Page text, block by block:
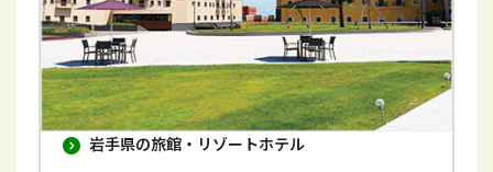
岩手県の旅館・リゾートホテル